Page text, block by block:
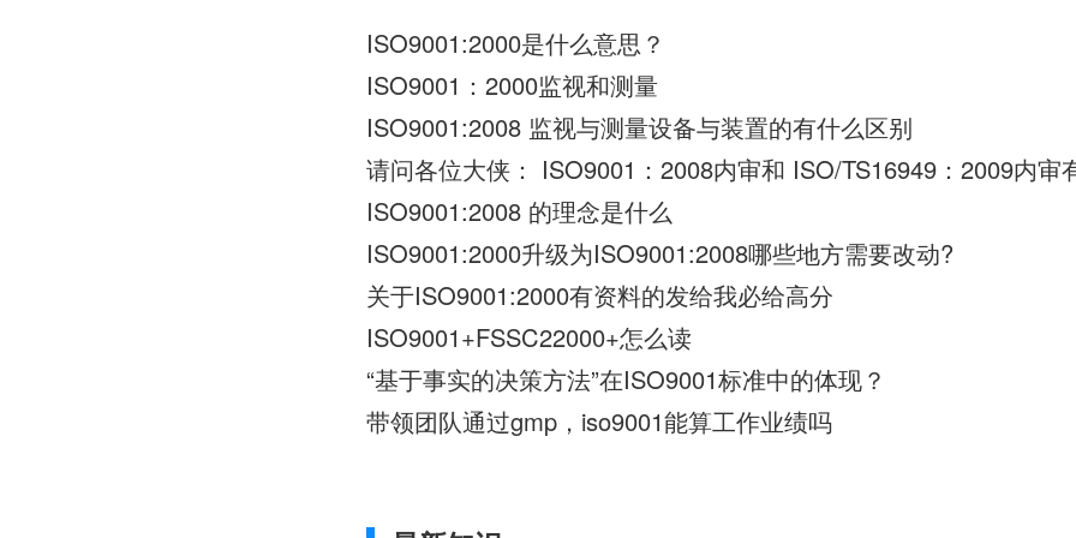
ISO9001:2000是什么意思？
ISO9001：2000监视和测量
ISO9001:2008 监视与测量设备与装置的有什么区别
请问各位大侠： ISO9001：2008内审和 ISO/TS16949：2009内审
ISO9001:2008 的理念是什么
ISO9001:2000升级为ISO9001:2008哪些地方需要改动?
关于ISO9001:2000有资料的发给我必给高分
ISO9001+FSSC22000+怎么读
“基于事实的决策方法”在ISO9001标准中的体现？
带领团队通过gmp，iso9001能算工作业绩吗